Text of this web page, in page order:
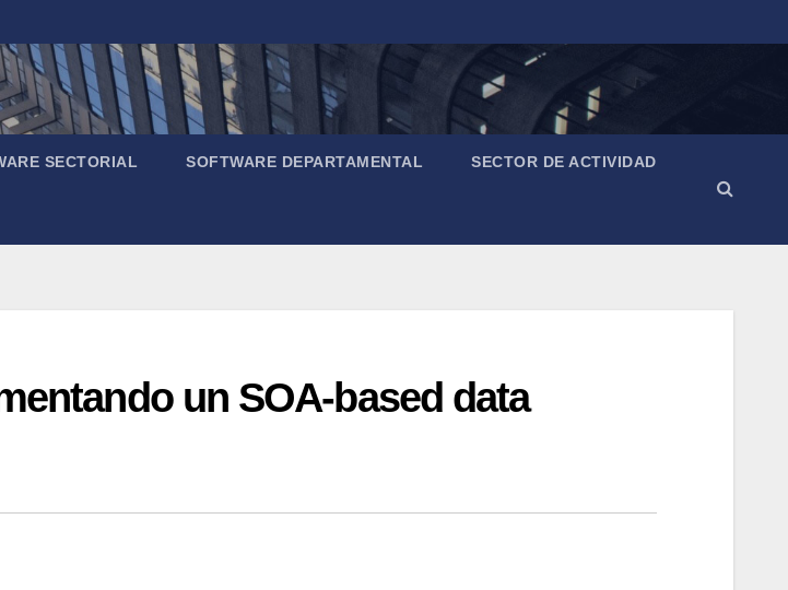
SECTORIAL SOFTWARE DEPARTAMENTAL SECTOR DE ACTIVIDAD
un SOA-based data